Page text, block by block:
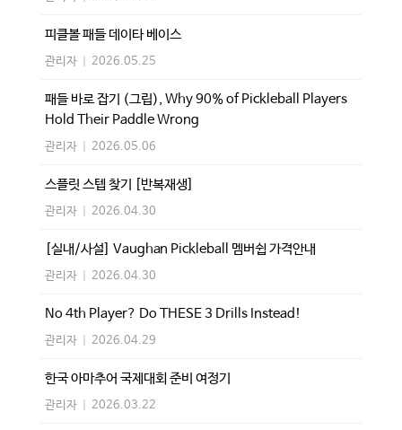
피클볼 패들 데이타 베이스
관리자 2026.05.25
패들 바로 잡기 (그립), Why 90% of Pickleball Players
Hold Their Paddle Wrong
관리자 2026.05.06
스플릿 스텝 찾기 [반복재생]
관리자 2026.04.30
[실내/사설] Vaughan Pickleball 멤버쉽 가격안내
관리자 2026.04.30
No 4th Player? Do THESE 3 Drills Instead!
관리자 2026.04.29
한국 아마추어 국제대회 준비 여정기
관리자 2026.03.22